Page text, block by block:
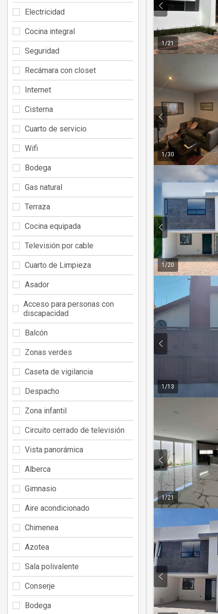
1 /21
1 /30
1 /20
1/13
1/21
Electricidad
Cocina integral
Seguridad
Recámara con closet
Internet
Cisterna
Cuarto de servicio
Wifi
Bodega
Gas natural
Terraza
Cocina equipada
Televisión por cable
Cuarto de Limpieza
Asador
Acceso para personas con
discapacidad
Balcón
Zonas verdes
Caseta de vigilancia
Despacho
Zona infantil
Circuito cerrado de televisión
Vista panorámica
Alberca
Gimnasio
Aire acondicionado
Chimenea
Azotea
Sala polivalente
Conserje
Bodega